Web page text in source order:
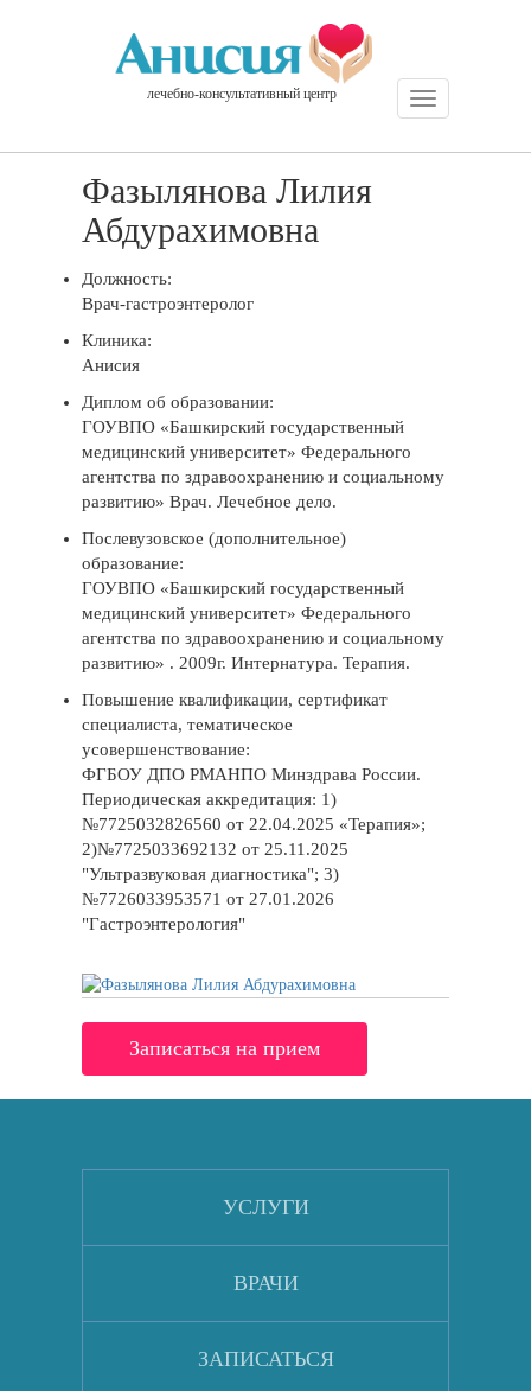
лечебно-консультативный центр Навигация:
Фазылянова Лилия
Абдурахимовна
Должность:
Врач-гастроэнтеролог
Клиника:
Анисия
Диплом об образовании:
ГОУВПО «Башкирский государственный
медицинский университет» Федерального
агентства по здравоохранению и социальному
развитию» Врач. Лечебное дело.
Послевузовское (дополнительное)
образование:
ГОУВПО «Башкирский государственный
медицинский университет» Федерального
агентства по здравоохранению и социальному
развитию» . 2009г. Интернатура. Терапия.
Повышение квалификации, сертификат
специалиста, тематическое
усовершенствование:
ФГБОУ ДПО РМАНПО Минздрава России.
Периодическая аккредитация: 1)
№7725032826560 от 22.04.2025 «Терапия»;
2)№7725033692132 от 25.11.2025
"Ультразвуковая диагностика"; 3)
№7726033953571 от 27.01.2026
"Гастроэнтерология"
Записаться на прием
УСЛУГИ
ВРАЧИ
ЗАПИСАТЬСЯ